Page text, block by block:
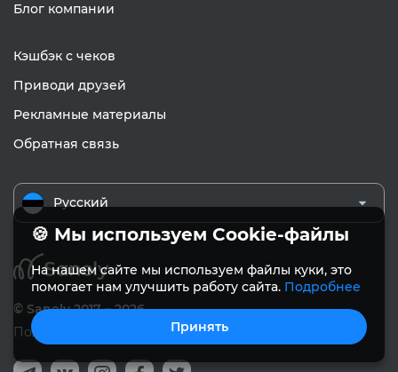
Блог компании
Кэшбэк с чеков
Приводи друзей
Рекламные материалы
Обратная связь
Русский
© Sanely 2017 – 2026
Пользовательское соглашение
🍪 Мы используем Cookie-файлы
На нашем сайте мы используем файлы куки, это
помогает нам улучшить работу сайта. Подробнее
Принять